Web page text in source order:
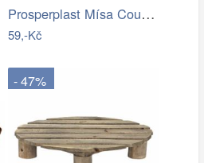
Prosperplast Mísa Coubi Orchidea…
59,-Kč
- 47%